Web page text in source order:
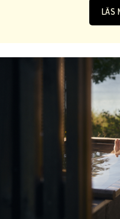
LÄS